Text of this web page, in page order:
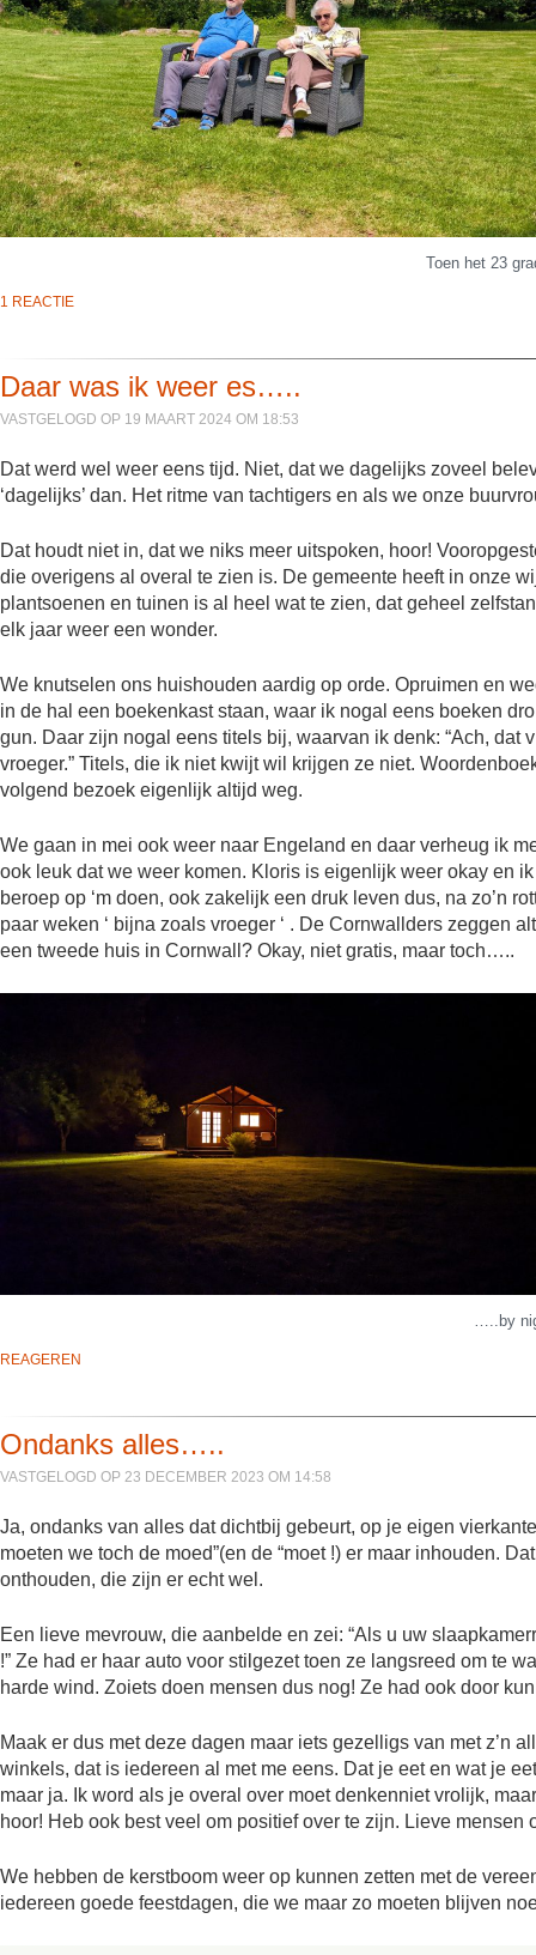
Toen het 23
1 REACTIE
Daar was ik weer es…..
VASTGELOGD OP 19 MAART 2024 OM 18:53
Dat werd wel weer eens tijd. Niet, dat we dagelijks zoveel
‘dagelijks’ dan. Het ritme van tachtigers en als we onze
Dat houdt niet in, dat we niks meer uitspoken, hoor!
die overigens al overal te zien is. De gemeente heeft in onze
plantsoenen en tuinen is al heel wat te zien, dat geheel
elk jaar weer een wonder.
We knutselen ons huishouden aardig op orde. Opruimen en
in de hal een boekenkast staan, waar ik nogal eens boeken
gun. Daar zijn nogal eens titels bij, waarvan ik denk: “Ach, dat
vroeger.” Titels, die ik niet kwijt wil krijgen ze niet.
volgend bezoek eigenlijk altijd weg.
We gaan in mei ook weer naar Engeland en daar verheug ik
ook leuk dat we weer komen. Kloris is eigenlijk weer okay en
beroep op ‘m doen, ook zakelijk een druk leven dus, na zo’n
paar weken ‘ bijna zoals vroeger ‘ . De Cornwallders zeggen
een tweede huis in Cornwall? Okay, niet gratis, maar toch…..
…..by
REAGEREN
Ondanks alles…..
VASTGELOGD OP 23 DECEMBER 2023 OM 14:58
Ja, ondanks van alles dat dichtbij gebeurt, op je eigen
moeten we toch de moed”(en de “moet !) er maar inhouden.
onthouden, die zijn er echt wel.
Een lieve mevrouw, die aanbelde en zei: “Als u uw
!” Ze had er haar auto voor stilgezet toen ze langsreed om te
harde wind. Zoiets doen mensen dus nog! Ze had ook door
Maak er dus met deze dagen maar iets gezelligs van met z’n
winkels, dat is iedereen al met me eens. Dat je eet en wat je
maar ja. Ik word als je overal over moet denkenniet vrolijk,
hoor! Heb ook best veel om positief over te zijn. Lieve mensen
We hebben de kerstboom weer op kunnen zetten met de
iedereen goede feestdagen, die we maar zo moeten blijven